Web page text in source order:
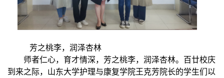
芳之桃李，润泽杏林
师者仁心，育才情深，芳之桃李，润泽杏林。百廿校庆
到来之际，山东大学护理与康复学院王克芳院长的学生们以